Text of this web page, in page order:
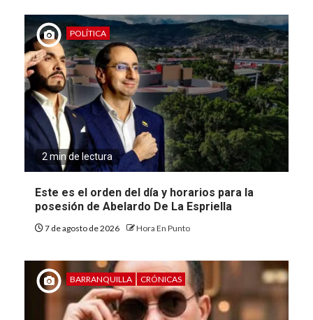
POLÍTICA
2 min de lectura
Este es el orden del día y horarios para la
posesión de Abelardo De La Espriella
7 de agosto de 2026 Hora En Punto
BARRANQUILLA CRÓNICAS